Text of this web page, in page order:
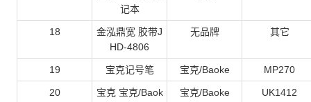
记本
18
金泓鼎宽 胶带J
HD-4806
无品牌 其它
19 宝克记号笔 宝克/Baoke MP270
20
宝克 宝克/Baok
宝克/Baoke UK1412